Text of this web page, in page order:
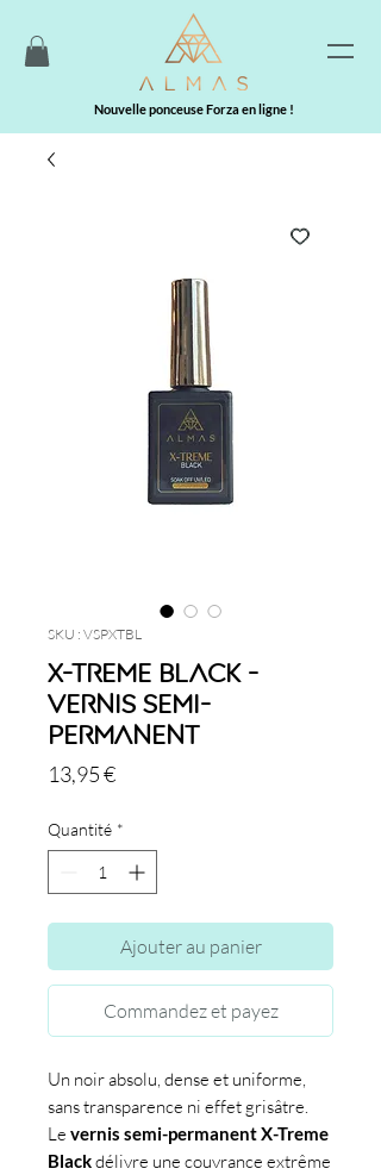
Nouvelle ponceuse Forza en ligne !
SKU : VSPXTBL
X-treme Black -
Vernis semi-
permanent
13,95 €Prix
Quantité *
Ajouter au panier
Commandez et payez
Un noir absolu, dense et uniforme,
sans transparence ni effet grisâtre.
Le vernis semi-permanentX-Treme
Blackdélivre une couvrance extrême